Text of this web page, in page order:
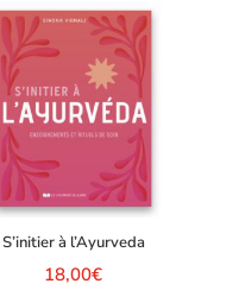
S’initier à l’Ayurveda
18,00€